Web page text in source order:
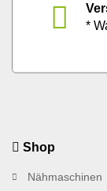
*
Shop
Nähmaschinen